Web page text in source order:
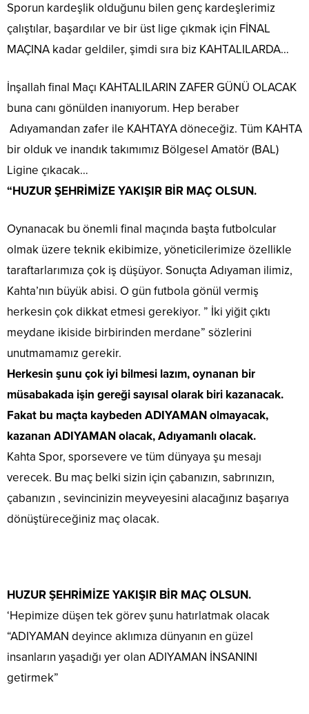
Sporun kardeşlik olduğunu bilen genç kardeşlerimiz
çalıştılar, başardılar ve bir üst lige çıkmak için FİNAL
MAÇINA kadar geldiler, şimdi sıra biz KAHTALILARDA…
İnşallah final Maçı KAHTALILARIN ZAFER GÜNÜ OLACAK
buna canı gönülden inanıyorum. Hep beraber
Adıyamandan zafer ile KAHTAYA döneceğiz. Tüm KAHTA
bir olduk ve inandık takımımız Bölgesel Amatör (BAL)
Ligine çıkacak…
“HUZUR ŞEHRİMİZE YAKIŞIR BİR MAÇ OLSUN.
Oynanacak bu önemli final maçında başta futbolcular
olmak üzere teknik ekibimize, yöneticilerimize özellikle
taraftarlarımıza çok iş düşüyor. Sonuçta Adıyaman ilimiz,
Kahta’nın büyük abisi. O gün futbola gönül vermiş
herkesin çok dikkat etmesi gerekiyor. ” İki yiğit çıktı
meydane ikiside birbirinden merdane” sözlerini
unutmamamız gerekir.
Herkesin şunu çok iyi bilmesi lazım, oynanan bir
müsabakada işin gereği sayısal olarak biri kazanacak.
Fakat bu maçta kaybeden ADIYAMAN olmayacak,
kazanan ADIYAMAN olacak, Adıyamanlı olacak.
Kahta Spor, sporsevere ve tüm dünyaya şu mesajı
verecek. Bu maç belki sizin için çabanızın, sabrınızın,
çabanızın , sevincinizin meyveyesini alacağınız başarıya
dönüştüreceğiniz maç olacak.
HUZUR ŞEHRİMİZE YAKIŞIR BİR MAÇ OLSUN.
‘Hepimize düşen tek görev şunu hatırlatmak olacak
“ADIYAMAN deyince aklımıza dünyanın en güzel
insanların yaşadığı yer olan ADIYAMAN İNSANINI
getirmek”